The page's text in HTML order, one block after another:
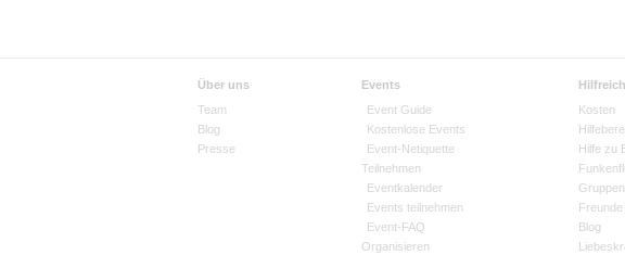
Über uns
Team
Blog
Presse
Events
Event Guide
Kostenlose Events
Event-Netiquette
Teilnehmen
Eventkalender
Events teilnehmen
Event-FAQ
Organisieren
Kosten
Hilfe zu
Gruppen
Freunde
Blog